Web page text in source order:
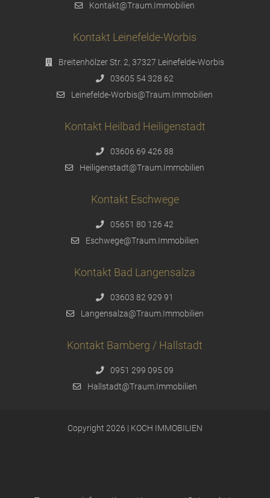
Kontakt@Traum.Immobilien
Kontakt Leinefelde-Worbis
Breitenhölzer Str. 2, 37327 Leinefelde-Worbis
03605 54 328 62
Leinefelde-Worbis@Traum.Immobilien
Kontakt Heilbad Heiligenstadt
03606 69 426 88
Heiligenstadt@Traum.Immobilien
Kontakt Eschwege
05651 80 126 42
Eschwege@Traum.Immobilien
Kontakt Bad Langensalza
03603 82 929 91
Langensalza@Traum.Immobilien
Kontakt Bamberg / Hallstadt
0951 299 095 09
Hallstadt@Traum.Immobilien
Copyright 2026 | KOCH IMMOBILIEN